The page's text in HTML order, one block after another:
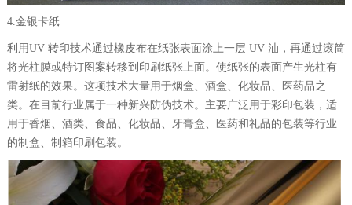
4.金银卡纸
利用UV 转印技术通过橡皮布在纸张表面涂上一层 UV 油，再通过滚筒
将光柱膜或特订图案转移到印刷纸张上面。使纸张的表面产生光柱有
雷射纸的效果。这项技术大量用于烟盒、酒盒、化妆品、医药品之
类。在目前行业属于一种新兴防伪技术。主要广泛用于彩印包装，适
用于香烟、酒类、食品、化妆品、牙膏盒、医药和礼品的包装等行业
的制盒、制箱印刷包装。